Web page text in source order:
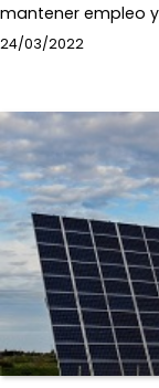
mantener empleo
24/03/2022